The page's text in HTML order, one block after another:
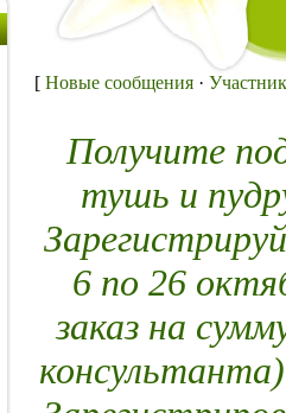
[ Новые сообщения ·
Получите
тушь и
6 по 26
заказ на